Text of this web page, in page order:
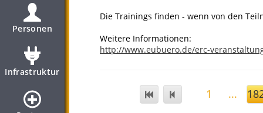
Personen
Infrastruktur
Die Trainings finden - wenn von den
Weitere Informationen:
http://www.eubuero.de/erc-
1 ...